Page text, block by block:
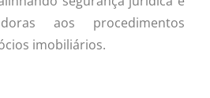
aos procedimentos
imobiliários.